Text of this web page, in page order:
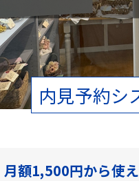
内見予約シ
月額1,500円から使